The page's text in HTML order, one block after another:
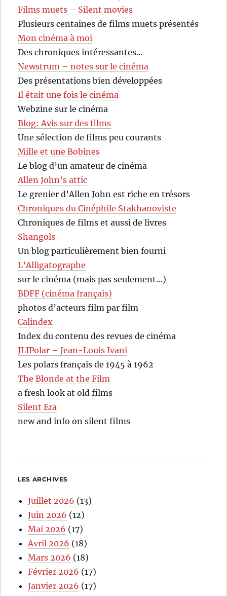
Films muets – Silent movies
Plusieurs centaines de films muets présentés
Mon cinéma à moi
Des chroniques intéressantes…
Newstrum – notes sur le cinéma
Des présentations bien développées
Il était une fois le cinéma
Webzine sur le cinéma
Blog: Avis sur des films
Une sélection de films peu courants
Mille et une Bobines
Le blog d’un amateur de cinéma
Allen John’s attic
Le grenier d’Allen John est riche en trésors
Chroniques du Cinéphile Stakhanoviste
Chroniques de films et aussi de livres
Shangols
Un blog particulièrement bien fourni
L’Alligatographe
sur le cinéma (mais pas seulement…)
BDFF (cinéma français)
photos d’acteurs film par film
Calindex
Index du contenu des revues de cinéma
JLIPolar – Jean-Louis Ivani
Les polars français de 1945 à 1962
The Blonde at the Film
a fresh look at old films
Silent Era
new and info on silent films
LES ARCHIVES
Juillet 2026 (13)
Juin 2026 (12)
Mai 2026 (17)
Avril 2026 (18)
Mars 2026 (18)
Février 2026 (17)
Janvier 2026 (17)